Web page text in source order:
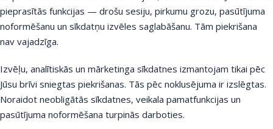
pieprasītās funkcijas — drošu sesiju, pirkumu grozu, pasūtījuma
noformēšanu un sīkdatņu izvēles saglabāšanu. Tām piekrišana
nav vajadzīga.
Izvēļu, analītiskās un mārketinga sīkdatnes izmantojam tikai pēc
Jūsu brīvi sniegtas piekrišanas. Tās pēc noklusējuma ir izslēgtas.
Noraidot neobligātās sīkdatnes, veikala pamatfunkcijas un
pasūtījuma noformēšana turpinās darboties.